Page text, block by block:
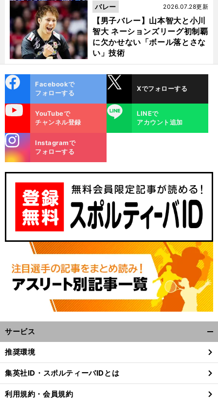
【男子バレー】山本智大と小川
智大 ネーションズリーグ初制覇
に欠かせない「ボール落とさな
い」技術
2026.07.28更新
バレー
ok
Facebookで
フォローする
Xでフォローする
YouTubeで
チャンネル登録
LINE
LINEで
アカウント追加
m
Instagramで
フォローする
サービス
閉
る
推奨環境
集英社ID・スポルティーバIDとは
利用規約・会員規約